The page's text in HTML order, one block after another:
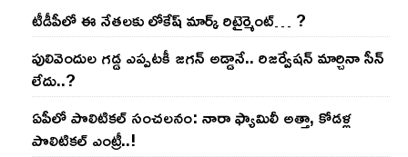
టీడీపీలో ఈ నేత‌ల‌కు లోకేష్ మార్క్ రిటైర్మెంట్‌… ?
పులివెందుల గ‌డ్డ ఎప్ప‌ట‌కీ జ‌గ‌న్ అడ్డానే.. రిజ‌ర్వేష‌న్ మార్చినా సీన్
లేదు..?
ఏపీలో పొలిటిక‌ల్ సంచ‌ల‌నం: నారా ఫ్యామిలీ అత్తా, కోడ‌ళ్ల
పొలిటికల్ ఎంట్రీ..!